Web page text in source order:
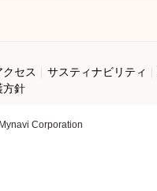
クセス サスティナビリティ
方針
Corporation